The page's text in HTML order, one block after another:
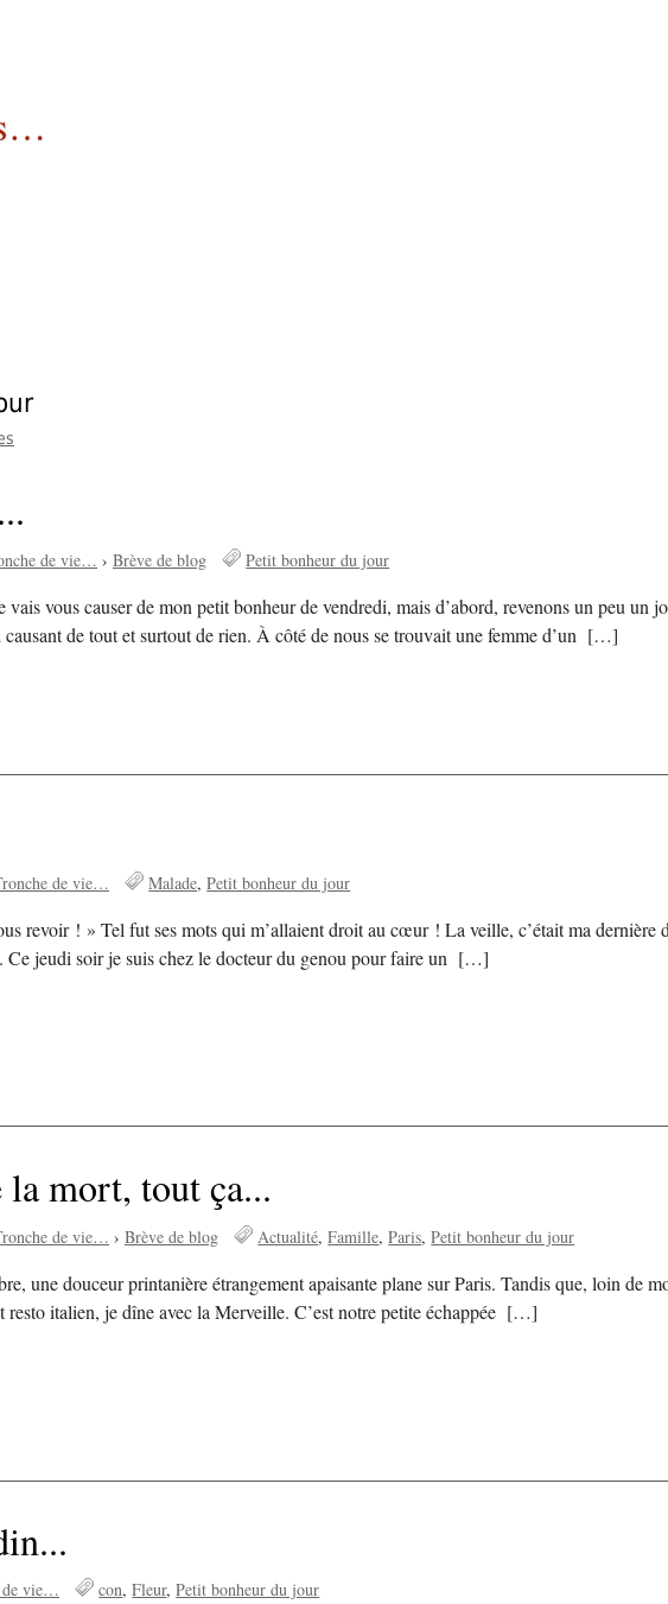
de vie… › Brève de blog Petit bonheur du jour
vous causer de mon petit bonheur de vendredi, mais d’abord, revenons un peu
de tout et surtout de rien. À côté de nous se trouvait une femme d’un […]
de vie… Malade Petit bonheur du jour
revoir ! » Tel fut ses mots qui m’allaient droit au cœur ! La veille, c’était ma
Ce jeudi soir je suis chez le docteur du genou pour faire un […]
la mort, tout ça...
de vie… › Brève de blog Actualité Famille Paris Petit bonheur du jour
une douceur printanière étrangement apaisante plane sur Paris. Tandis que, loin de
resto italien, je dîne avec la Merveille. C’est notre petite échappée […]
de vie… con Fleur Petit bonheur du jour